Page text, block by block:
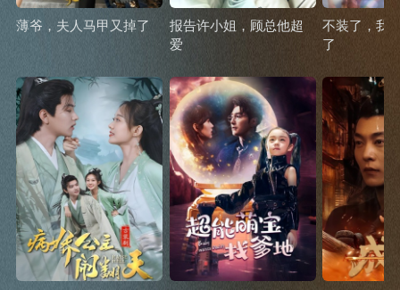
薄爷，夫人马甲又掉了
报告许小姐，顾总他超
爱
不装了，我
了